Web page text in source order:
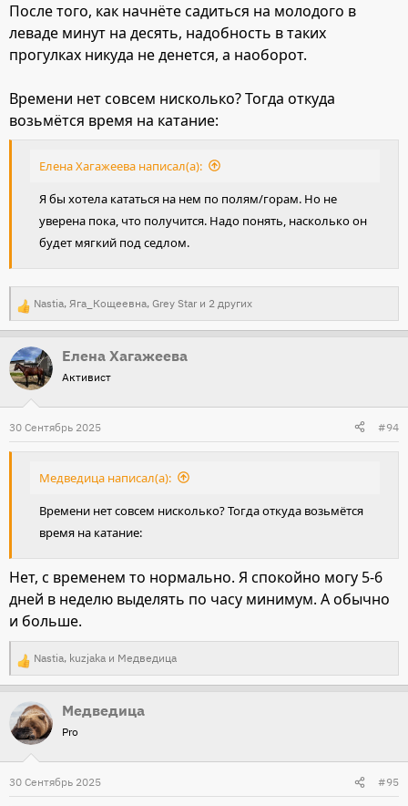
После того, как начнёте садиться на молодого в
леваде минут на десять, надобность в таких
прогулках никуда не денется, а наоборот.
Времени нет совсем нисколько? Тогда откуда
возьмётся время на катание:
Елена Хагажеева написал(а):
Я бы хотела кататься на нем по полям/горам. Но не
уверена пока, что получится. Надо понять, насколько он
будет мягкий под седлом.
Р
е
а
к
и
и
Nastia, Яга_Кощеевна, Grey Starи 2 других
Елена Хагажеева
Активист
30 Сентябрь 2025 #94
Медведица написал(а):
Времени нет совсем нисколько? Тогда откуда возьмётся
время на катание:
Нет, с временем то нормально. Я спокойно могу 5-6
дней в неделю выделять по часу минимум. А обычно
и больше.
Р
е
а
к
и
и
Nastia, kuzjaka и Медведица
Медведица
Pro
30 Сентябрь 2025 #95